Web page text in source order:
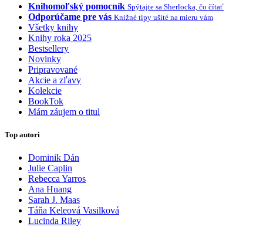
Knihomoľský pomocník Spýtajte sa Sherlocka, čo čítať
Odporúčame pre vás Knižné tipy ušité na mieru vám
Všetky knihy
Knihy roka 2025
Bestsellery
Novinky
Pripravované
Akcie a zľavy
Kolekcie
BookTok
Mám záujem o titul
Top autori
Dominik Dán
Julie Caplin
Rebecca Yarros
Ana Huang
Sarah J. Maas
Táňa Keleová Vasilková
Lucinda Riley